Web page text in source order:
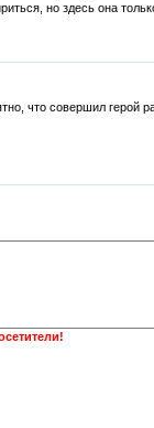
но здесь она
что совершил герой